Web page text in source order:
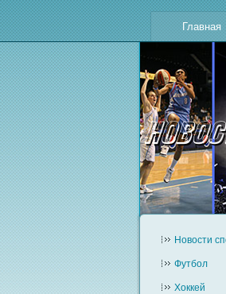
Главная
Новости
Футбол
Хоккей